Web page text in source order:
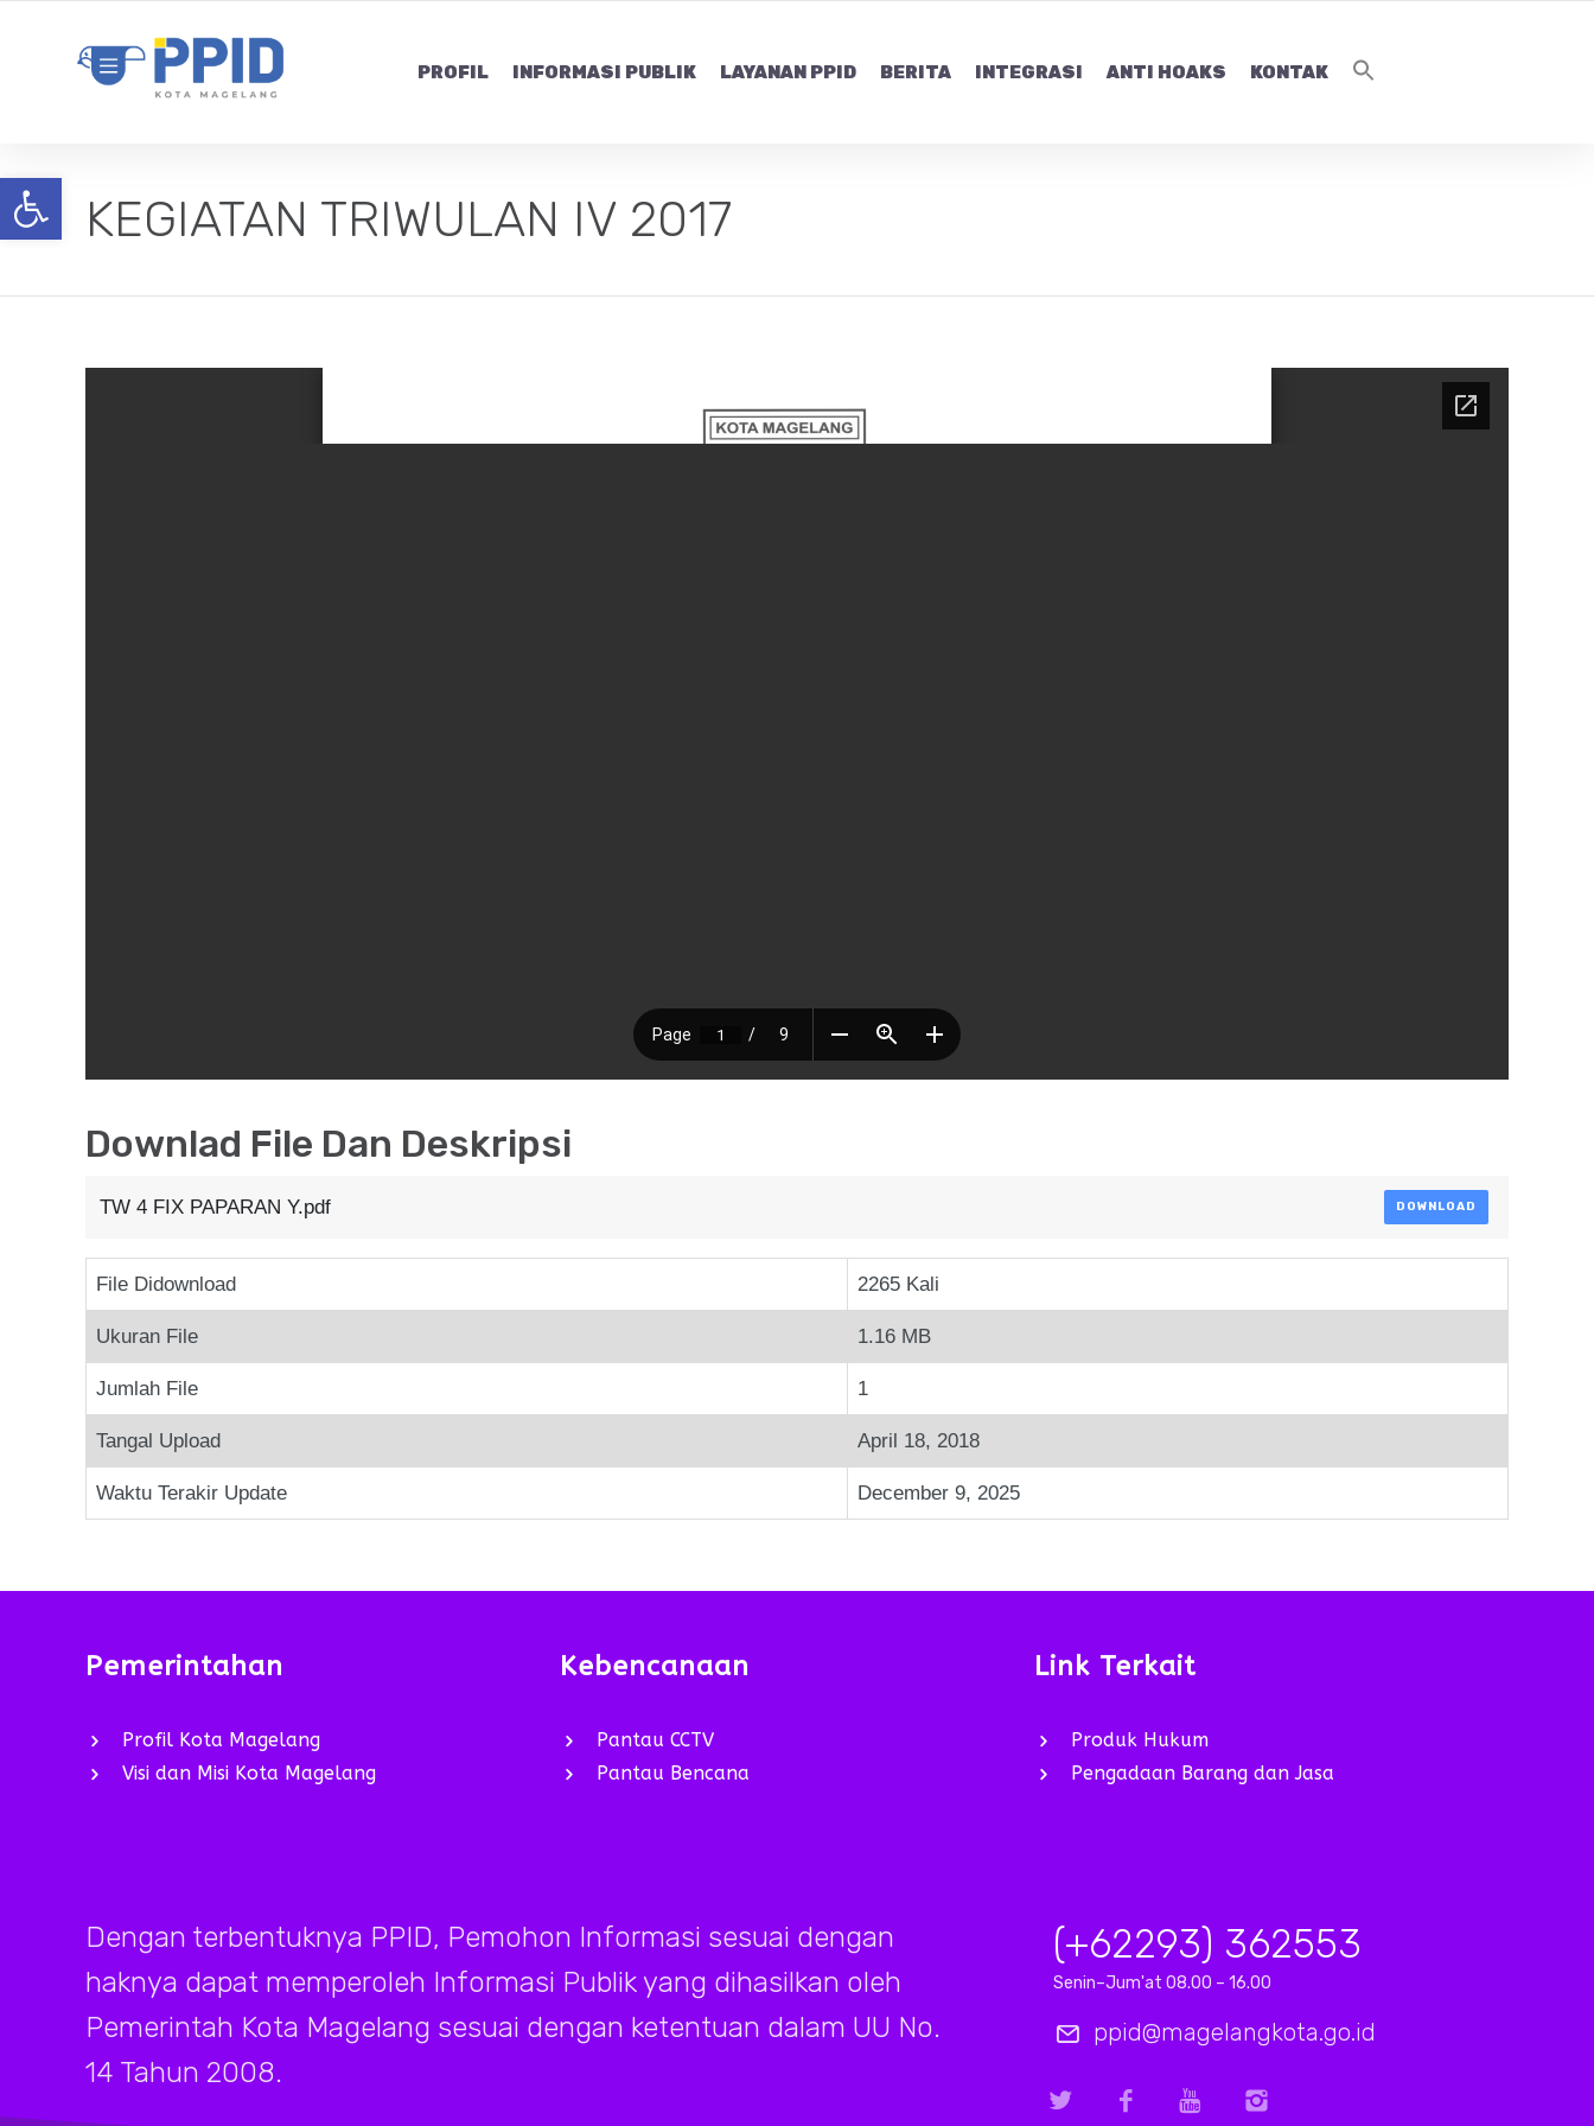
Open toolbar
PROFIL INFORMASI PUBLIK LAYANAN PPID BERITA INTEGRASI ANTI HOAKS KONTAK
KEGIATAN TRIWULAN IV 2017
Downlad File Dan Deskripsi
TW 4 FIX PAPARAN Y.pdf DOWNLOAD
File Didownload 2265 Kali
Ukuran File 1.16 MB
Jumlah File 1
Tangal Upload April 18, 2018
Waktu Terakir Update December 9, 2025
Pemerintahan Kebencanaan Link Terkait
Profil Kota Magelang Pantau CCTV
Produk Hukum
Visi dan Misi Kota Magelang
Pantau Bencana Pengadaan Barang dan Jasa
Dengan terbentuknya PPID, Pemohon Informasi sesuai dengan
haknya dapat memperoleh Informasi Publik yang dihasilkan oleh
Pemerintah Kota Magelang sesuai dengan ketentuan dalam UU No.
14 Tahun 2008.
(+62293) 362553
Senin–Jum'at 08.00 – 16.00
ppid@magelangkota.go.id